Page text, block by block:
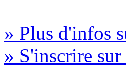
» Plus d'infos
» S'inscrire